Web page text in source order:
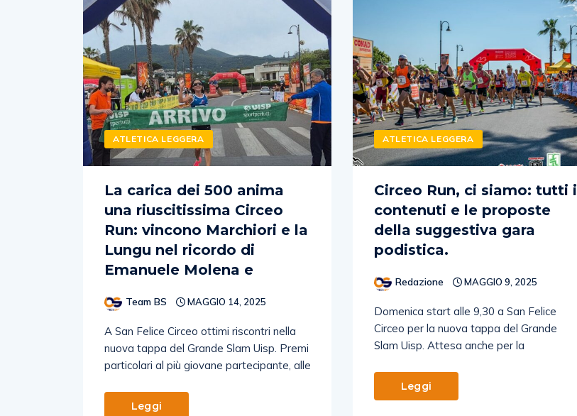
ATLETICA LEGGERA
La carica dei 500 anima
una riuscitissima Circeo
Run: vincono Marchiori e la
Lungu nel ricordo di
Emanuele Molena e
Team BS MAGGIO 14, 2025
A San Felice Circeo ottimi riscontri nella
nuova tappa del Grande Slam Uisp. Premi
particolari al più giovane partecipante, alle
Leggi
ATLETICA LEGGERA
Circeo Run, ci siamo: tutti i
contenuti e le proposte
della suggestiva gara
podistica.
Redazione MAGGIO 9, 2025
Domenica start alle 9,30 a San Felice
Circeo per la nuova tappa del Grande
Slam Uisp. Attesa anche per la
Leggi